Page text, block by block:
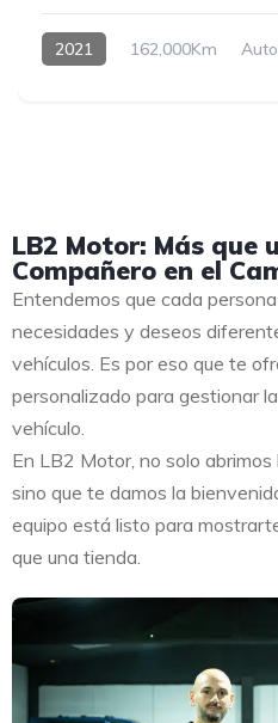
2021 162,000Km
LB2 Motor: Más que
Compañero en el
Entendemos que cada
necesidades y deseos
vehículos. Es por eso que te
personalizado para gestionar
vehículo.
En LB2 Motor, no solo
sino que te damos la
equipo está listo para
que una tienda.